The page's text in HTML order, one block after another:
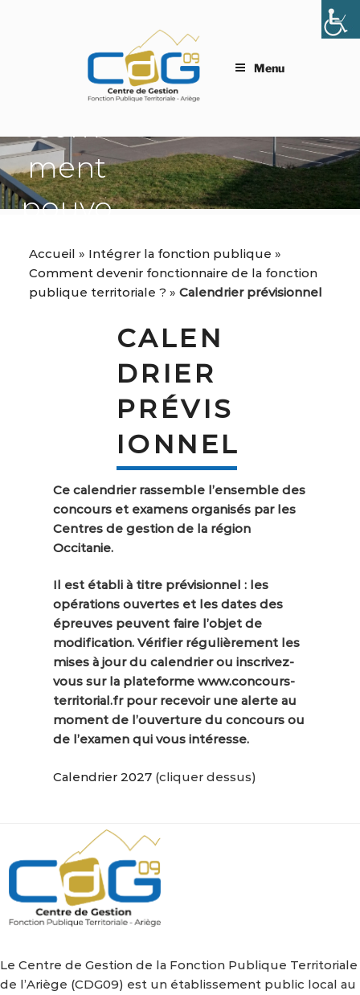
Menu
Com
ment
pouvo
ns-
nous
Recherche
Recherche
Accueil » Intégrer la fonction publique »
Comment devenir fonctionnaire de la fonction
publique territoriale ? » Calendrier prévisionnel
CALEN
DRIER
PRÉVIS
IONNEL
Ce calendrier rassemble l’ensemble des
concours et examens organisés par les
Centres de gestion de la région
Occitanie.
Il est établi à titre prévisionnel : les
opérations ouvertes et les dates des
épreuves peuvent faire l’objet de
modification. Vérifier régulièrement les
mises à jour du calendrier ou inscrivez-
vous sur la plateforme www.concours-
territorial.fr pour recevoir une alerte au
moment de l’ouverture du concours ou
de l’examen qui vous intéresse.
Calendrier 2027(cliquer dessus)
Le Centre de Gestion de la Fonction Publique Territoriale
de l’Ariège (CDG09) est un établissement public local au